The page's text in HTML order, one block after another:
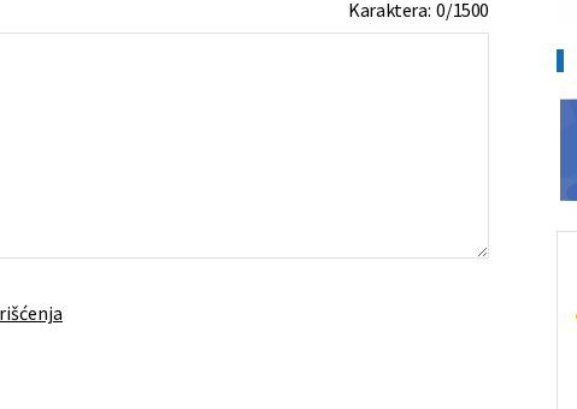
Karaktera:0/1500